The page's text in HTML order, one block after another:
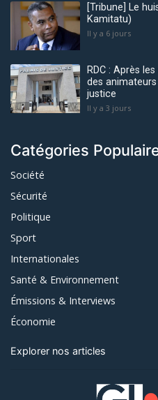
[Tribune] Le
Kamitatu)
Il y a 6 jours
RDC : Après
des
justice
Il y a 3 jours
Catégories
Société
Sécurité
Politique
Sport
Internationales
Santé & Environnement
Émissions & Interviews
Économie
Explorer nos articles